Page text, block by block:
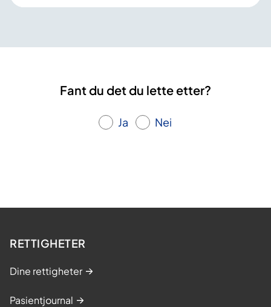
Fant du det du lette etter?
Ja Nei
RETTIGHETER
Dine rettigheter
Pasientjournal